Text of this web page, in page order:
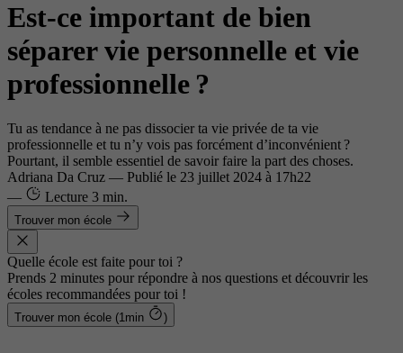
Est-ce important de bien
séparer vie personnelle et vie
professionnelle ?
Tu as tendance à ne pas dissocier ta vie privée de ta vie
professionnelle et tu n’y vois pas forcément d’inconvénient ?
Pourtant, il semble essentiel de savoir faire la part des choses.
Adriana Da Cruz — Publié le 23 juillet 2024 à 17h22
—
Lecture 3 min.
Trouver mon école
Quelle école est faite pour toi ?
Prends 2 minutes pour répondre à nos questions et découvrir les
écoles recommandées pour toi !
Trouver mon école (1min )